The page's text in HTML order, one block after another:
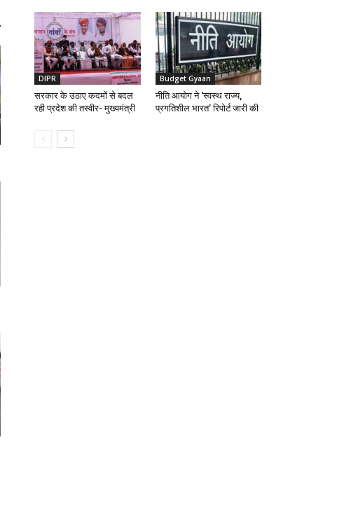
DIPR
सरकार के उठाए कदमों से बदल
रही प्रदेश की तस्वीर- मुख्यमंत्री
Budget Gyaan
नीति आयोग ने ‘स्वस्थ राज्य,
प्रगतिशील भारत’ रिपोर्ट जारी की